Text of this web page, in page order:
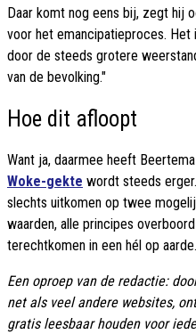
Daar komt nog eens bij, zegt hij
voor het emancipatieproces.
door de steeds grotere
van de bevolking."
Hoe dit afloopt
Want ja, daarmee heeft
Woke-gekte wordt steeds
slechts uitkomen op twee
waarden, alle principes
terechtkomen in een hél op aarde.
Een oproep van de redactie:
net als veel andere websites,
gratis leesbaar houden voor